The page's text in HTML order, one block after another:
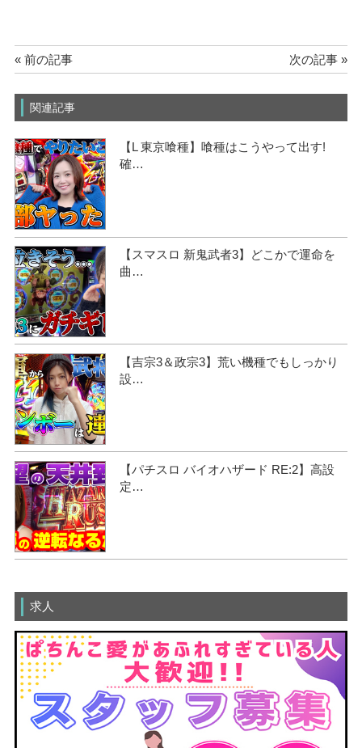
« 前の記事 次の記事 »
関連記事
【L 東京喰種】喰種はこうやって出す!
確…
【スマスロ 新鬼武者3】どこかで運命を
曲…
【吉宗3＆政宗3】荒い機種でもしっかり
設…
【パチスロ バイオハザード RE:2】高設
定…
求人